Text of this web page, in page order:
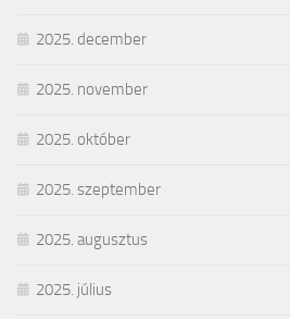
2025. december
2025. november
2025. október
2025. szeptember
2025. augusztus
2025. július